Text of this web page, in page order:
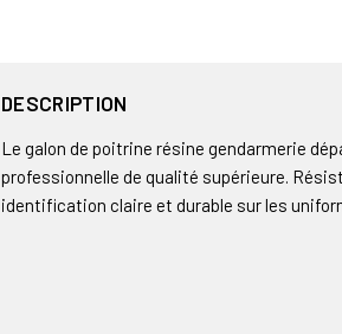
DESCRIPTION
Le galon de poitrine résine gendarmerie
professionnelle de qualité supérieure.
identification claire et durable sur les